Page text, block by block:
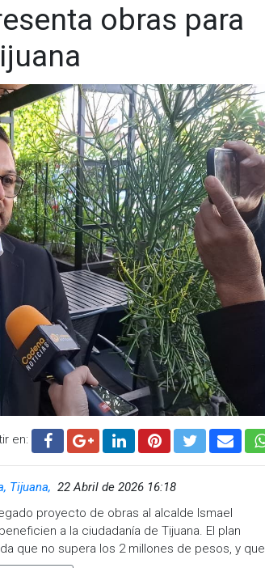
obras para
en:
Tijuana, 22 Abril de 2026 16:18
proyecto de obras al alcalde Ismael
a la ciudadanía de Tijuana. El plan
que no supera los 2 millones de pesos, y que